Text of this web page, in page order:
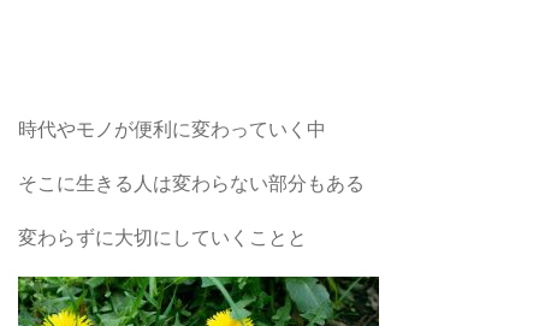
時代やモノが便利に変わっていく中
そこに生きる人は変わらない部分もある
変わらずに大切にしていくことと